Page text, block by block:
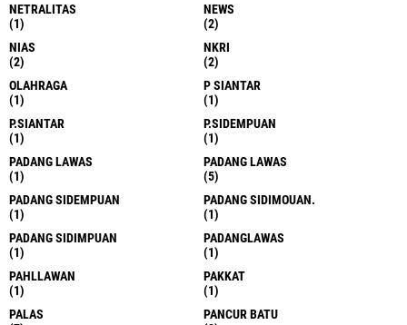
NETRALITAS
(1)
NEWS
(2)
NIAS
(2)
NKRI
(2)
OLAHRAGA
(1)
P SIANTAR
(1)
P.SIANTAR
(1)
P.SIDEMPUAN
(1)
PADANG LAWAS
(1)
PADANG LAWAS
(5)
PADANG SIDEMPUAN
(1)
PADANG SIDIMOUAN.
(1)
PADANG SIDIMPUAN
(1)
PADANGLAWAS
(1)
PAHLLAWAN
(1)
PAKKAT
(1)
PALAS
PANCUR BATU